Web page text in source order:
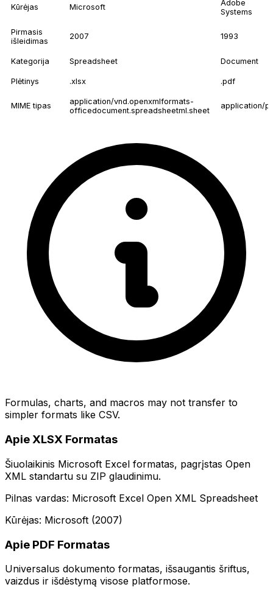
Kūrėjas Microsoft
Adobe
Systems
Pirmasis
išleidimas
2007 1993
Kategorija Spreadsheet Document
Plėtinys .xlsx .pdf
MIME tipas
application/vnd.openxmlformats-
officedocument.spreadsheetml.sheet
application/
Formulas, charts, and macros may not transfer to
simpler formats like CSV.
Apie XLSX Formatas
Šiuolaikinis Microsoft Excel formatas, pagrįstas Open
XML standartu su ZIP glaudinimu.
Pilnas vardas: Microsoft Excel Open XML Spreadsheet
Kūrėjas: Microsoft (2007)
Apie PDF Formatas
Universalus dokumento formatas, išsaugantis šriftus,
vaizdus ir išdėstymą visose platformose.